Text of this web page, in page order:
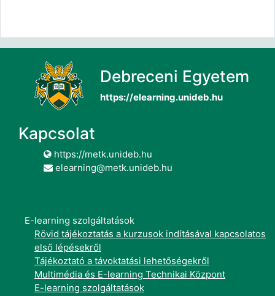
Debreceni Egyetem
https://elearning.unideb.hu
Kapcsolat
https://metk.unideb.hu
elearning@metk.unideb.hu
E-learning szolgáltatások
Rövid tájékoztatás a kurzusok indításával kapcsolatos
első lépésekről
Tájékoztató a távoktatási lehetőségekről
Multimédia és E-learning Technikai Központ
E-learning szolgáltatások